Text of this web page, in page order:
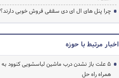
چرا پنل های ال ای دی سقفی فروش خوبی دارند؟
اخبار مرتبط با حوزه
5 علت باز نشدن درب ماشین لباسشویی کنوود به
همراه راه حل